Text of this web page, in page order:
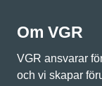
Om VGR
VGR ansvarar
och vi skapar